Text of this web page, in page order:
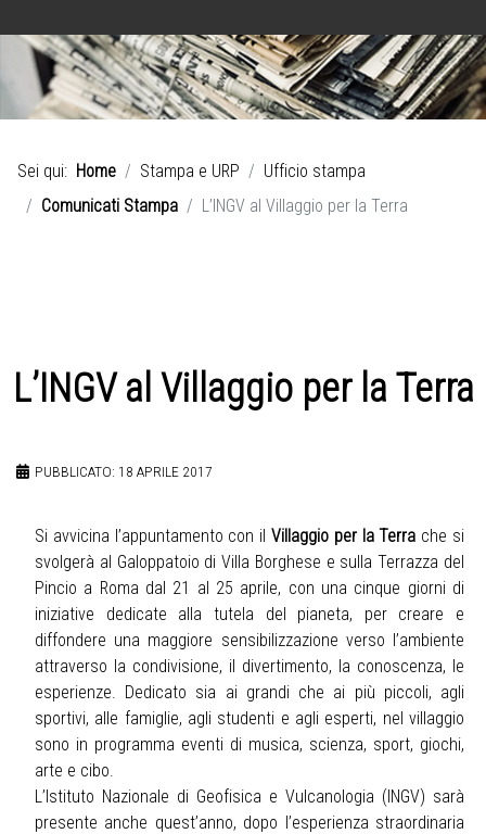
Sei qui: Home Stampa e URP
Ufficio stampa
Comunicati Stampa
L’INGV al Villaggio per la Terra
L’INGV al Villaggio per la Terra
PUBBLICATO: 18 APRILE 2017
Si avvicina l’appuntamento con il Villaggio per la Terra che si
svolgerà al Galoppatoio di Villa Borghese e sulla Terrazza del
Pincio a Roma dal 21 al 25 aprile, con una cinque giorni di
iniziative dedicate alla tutela del pianeta, per creare e
diffondere una maggiore sensibilizzazione verso l’ambiente
attraverso la condivisione, il divertimento, la conoscenza, le
esperienze. Dedicato sia ai grandi che ai più piccoli, agli
sportivi, alle famiglie, agli studenti e agli esperti, nel villaggio
sono in programma eventi di musica, scienza, sport, giochi,
arte e cibo.
L’Istituto Nazionale di Geofisica e Vulcanologia (INGV) sarà
presente anche quest’anno, dopo l’esperienza straordinaria